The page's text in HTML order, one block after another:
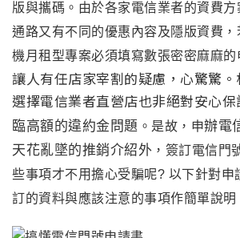
版與攜碼 。由於各家電信業者的資費
通路又有不同的優惠內容及隱版資費
機月租型專案必須填寫數張密密麻麻
讓人有任店家宰割的疑慮，心驚驚。
選擇電信業者直營店也非絕對安心保
臨高額的違約金問題 。是故 ， 申辦電
天花亂墜的推銷介紹外 ， 簽訂電信門
些事項才不用擔心受騙呢? 以下針對申
訂的資料與應該注意的事項作簡單說明